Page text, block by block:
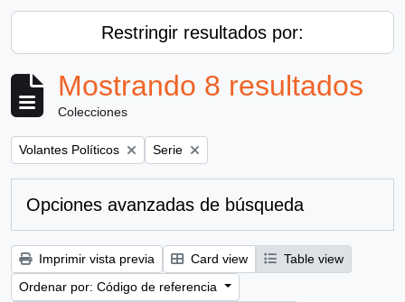
Restringir resultados por:
Mostrando 8 resultados
Colecciones
Remove filter:
Volantes Políticos Remove filter:
Serie
Opciones avanzadas de búsqueda
Imprimir vista previa Card view
Table view
Ordenar por: Código de referencia